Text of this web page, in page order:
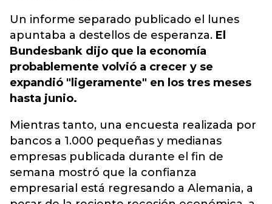
Un informe separado publicado el lunes
apuntaba a destellos de esperanza. El
Bundesbank dijo que la economía
probablemente volvió a crecer y se
expandió "ligeramente" en los tres meses
hasta junio.
Mientras tanto, una encuesta realizada por
bancos a 1.000 pequeñas y medianas
empresas publicada durante el fin de
semana mostró que la confianza
empresarial está regresando a Alemania, a